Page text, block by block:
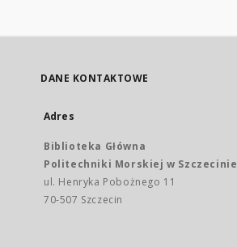
DANE KONTAKTOWE
Adres
Biblioteka Główna
Politechniki Morskiej w Szczecinie
ul. Henryka Pobożnego 11
70-507 Szczecin